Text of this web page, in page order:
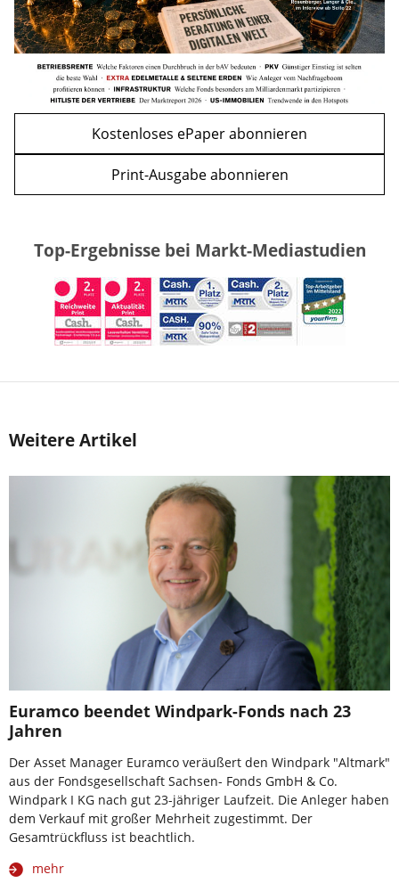
Kostenloses ePaper abonnieren
Print-Ausgabe abonnieren
Top-Ergebnisse bei Markt-Mediastudien
Weitere Artikel
Euramco beendet Windpark-Fonds nach 23
Jahren
Der Asset Manager Euramco veräußert den Windpark "Altmark"
aus der Fondsgesellschaft Sachsen- Fonds GmbH & Co.
Windpark I KG nach gut 23-jähriger Laufzeit. Die Anleger haben
dem Verkauf mit großer Mehrheit zugestimmt. Der
Gesamtrückfluss ist beachtlich.
mehr